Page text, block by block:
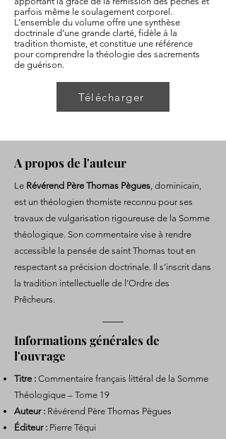
parfois même le soulagement corporel.
L’ensemble du volume offre une synthèse
doctrinale d’une grande clarté, fidèle à la
tradition thomiste, et constitue une référence
pour comprendre la théologie des sacrements
de guérison.
Télécharger
A propos de l'auteur
Le Révérend Père Thomas Pègues, dominicain,
est un théologien thomiste reconnu pour ses
travaux de vulgarisation rigoureuse de la Somme
théologique. Son commentaire vise à rendre
accessible la pensée de saint Thomas tout en
respectant sa précision doctrinale. Il s’inscrit dans
la tradition intellectuelle de l’Ordre des
Prêcheurs.
Informations générales de
l'ouvrage
Titre : Commentaire français littéral de la Somme
Théologique – Tome 19
Auteur : Révérend Père Thomas Pègues
Éditeur : Pierre Téqui